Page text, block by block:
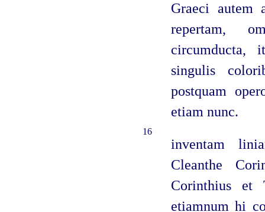
Graeci autem
repertam,
circumducta,
singulis
postquam
etiam nunc.
16
inventam
Cleanthe
Corinthius et
etiamnum hi